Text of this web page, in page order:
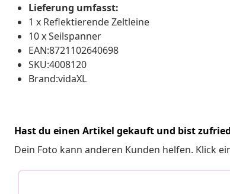
Lieferung umfasst:
1 x Reflektierende Zeltleine
10 x Seilspanner
EAN:8721102640698
SKU:4008120
Brand:vidaXL
Hast du einen Artikel gekauft und bist
Dein Foto kann anderen Kunden helfen. Klick